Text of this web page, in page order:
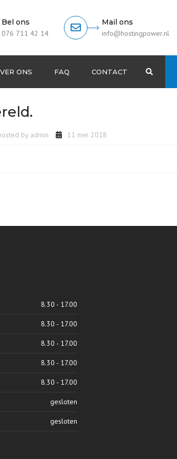
Bel ons
076 711 42 14
Mail ons
info@hostingpower.nl
ONS
beleid
FAQ CONTACT
by admin 11 mei 2018
8.30 - 17.00
8.30 - 17.00
8.30 - 17.00
8.30 - 17.00
8.30 - 17.00
gesloten
gesloten